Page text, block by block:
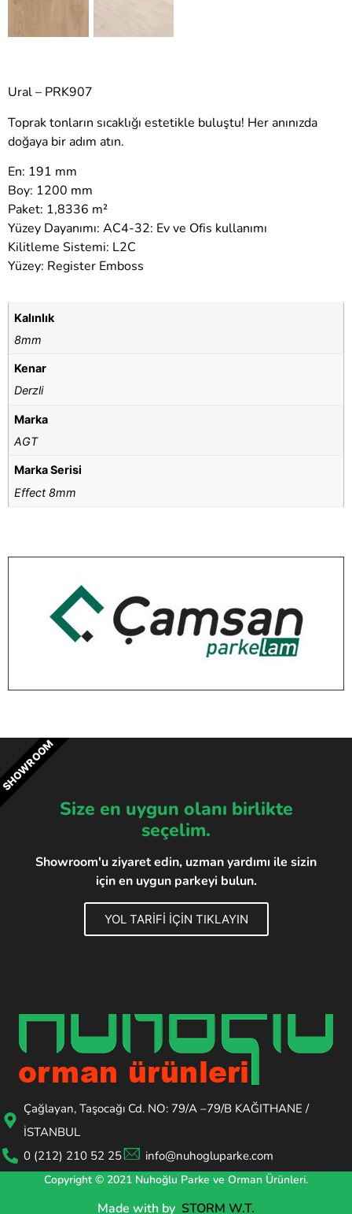
Ural – PRK907
Toprak tonların sıcaklığı estetikle buluştu! Her anınızda
doğaya bir adım atın.
En: 191 mm
Boy: 1200 mm
Paket: 1,8336 m²
Yüzey Dayanımı: AC4-32: Ev ve Ofis kullanımı
Kilitleme Sistemi: L2C
Yüzey: Register Emboss
Kalınlık
8mm
Kenar
Derzli
Marka
AGT
Marka Serisi
Effect 8mm
Size en uygun olanı birlikte
seçelim.
Showroom'u ziyaret edin, uzman yardımı ile sizin
için en uygun parkeyi bulun.
YOL TARİFİ İÇİN TIKLAYIN
SHOWROOM
Çağlayan, Taşocağı Cd. NO: 79/A –79/B KAĞITHANE /
İSTANBUL
0 (212) 210 52 25
info@nuhogluparke.com
Made with by STORM W.T.
Copyright © 2021 Nuhoğlu Parke ve Orman Ürünleri.